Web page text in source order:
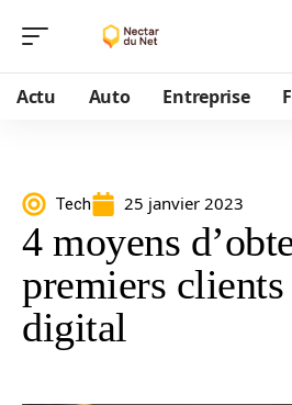
Actu Auto Entreprise
Tech 25 janvier 2023
4 moyens
premiers clients
digital